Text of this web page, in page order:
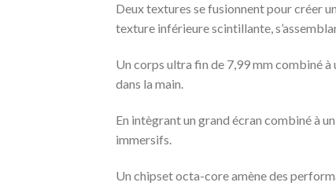
Deux textures se fusionnent pour créer
texture inférieure scintillante,
Un corps ultra fin de 7,99 mm combiné
dans la main.
En intègrant un grand écran combiné à
immersifs.
Un chipset octa-core amène des